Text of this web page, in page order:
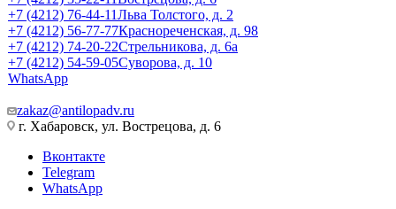
+7 (4212) 76-44-11Льва Толстого, д. 2
+7 (4212) 56-77-77Краснореченская, д. 98
+7 (4212) 74-20-22Стрельникова, д. 6а
+7 (4212) 54-59-05Суворова, д. 10
WhatsApp
zakaz@antilopadv.ru
г. Хабаровск, ул. Вострецова, д. 6
Вконтакте
Telegram
WhatsApp